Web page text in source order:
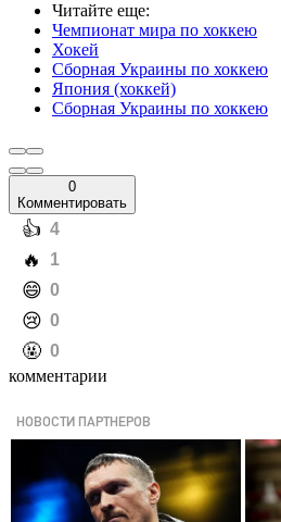
Читайте еще:
Чемпионат мира по хоккею
Хокей
Сборная Украины по хоккею
Япония (хоккей)
Сборная Украины по хоккею
0
Комментировать
️👍 4
️🔥 1
️😄 0
️😢 0
️🤬 0
комментарии